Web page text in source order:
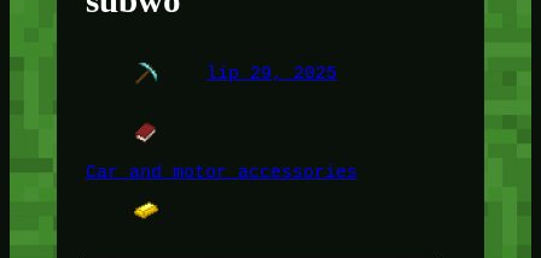
lip 29, 2025
Car and motor accessories